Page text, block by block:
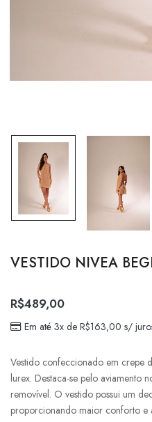
VESTIDO NIVEA
R$489,00
Em até 3x de R$163,00 s/
Vestido confeccionado em crepe
lurex. Destaca-se pelo aviamento
removível. O vestido possui um
proporcionando maior conforto e